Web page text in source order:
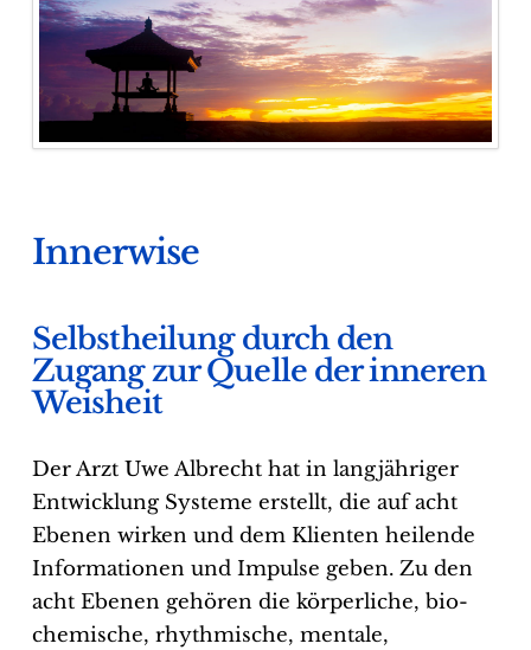
Innerwise
Selbstheilung durch den
Zugang zur Quelle der inneren
Weisheit
Der Arzt Uwe Albrecht hat in langjähriger
Entwicklung Systeme erstellt, die auf acht
Ebenen wirken und dem Klienten heilende
Informationen und Impulse geben. Zu den
acht Ebenen gehören die körperliche, bio-
chemische, rhythmische, mentale,